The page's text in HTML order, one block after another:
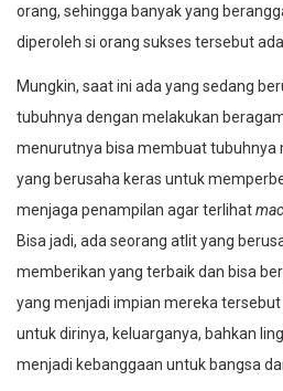
orang, sehingga banyak yang
diperoleh si orang sukses tersebut
Mungkin, saat ini ada yang sedang
tubuhnya dengan melakukan
menurutnya bisa membuat tubuhnya
yang berusaha keras untuk
menjaga penampilan agar terlihat
Bisa jadi, ada seorang atlit yang
memberikan yang terbaik dan bisa
yang menjadi impian mereka
untuk dirinya, keluarganya, bahkan
menjadi kebanggaan untuk bangsa